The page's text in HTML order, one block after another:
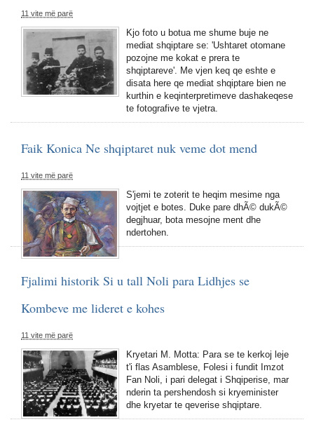
11 vite më parë
Kjo foto u botua me shume buje ne
mediat shqiptare se: 'Ushtaret otomane
pozojne me kokat e prera te
shqiptareve'. Me vjen keq qe eshte e
disata here qe mediat shqiptare bien ne
kurthin e keqinterpretimeve dashakeqese
te fotografive te vjetra.
Faik Konica Ne shqiptaret nuk veme dot mend
11 vite më parë
S'jemi te zoterit te heqim mesime nga
vojtjet e botes. Duke pare dhÃ© dukÃ©
degjhuar, bota mesojne ment dhe
ndertohen.
Fjalimi historik Si u tall Noli para Lidhjes se
Kombeve me lideret e kohes
11 vite më parë
Kryetari M. Motta: Para se te kerkoj leje
t'i flas Asamblese, Folesi i fundit Imzot
Fan Noli, i pari delegat i Shqiperise, mar
nderin ta pershendosh si kryeminister
dhe kryetar te qeverise shqiptare.